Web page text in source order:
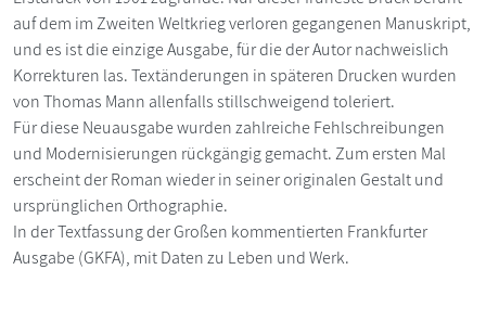
auf dem im Zweiten Weltkrieg verloren gegangenen Manuskript,
und es ist die einzige Ausgabe, für die der Autor nachweislich
Korrekturen las. Textänderungen in späteren Drucken wurden
von Thomas Mann allenfalls stillschweigend toleriert.
Für diese Neuausgabe wurden zahlreiche Fehlschreibungen
und Modernisierungen rückgängig gemacht. Zum ersten Mal
erscheint der Roman wieder in seiner originalen Gestalt und
ursprünglichen Orthographie.
In der Textfassung der Großen kommentierten Frankfurter
Ausgabe (GKFA), mit Daten zu Leben und Werk.